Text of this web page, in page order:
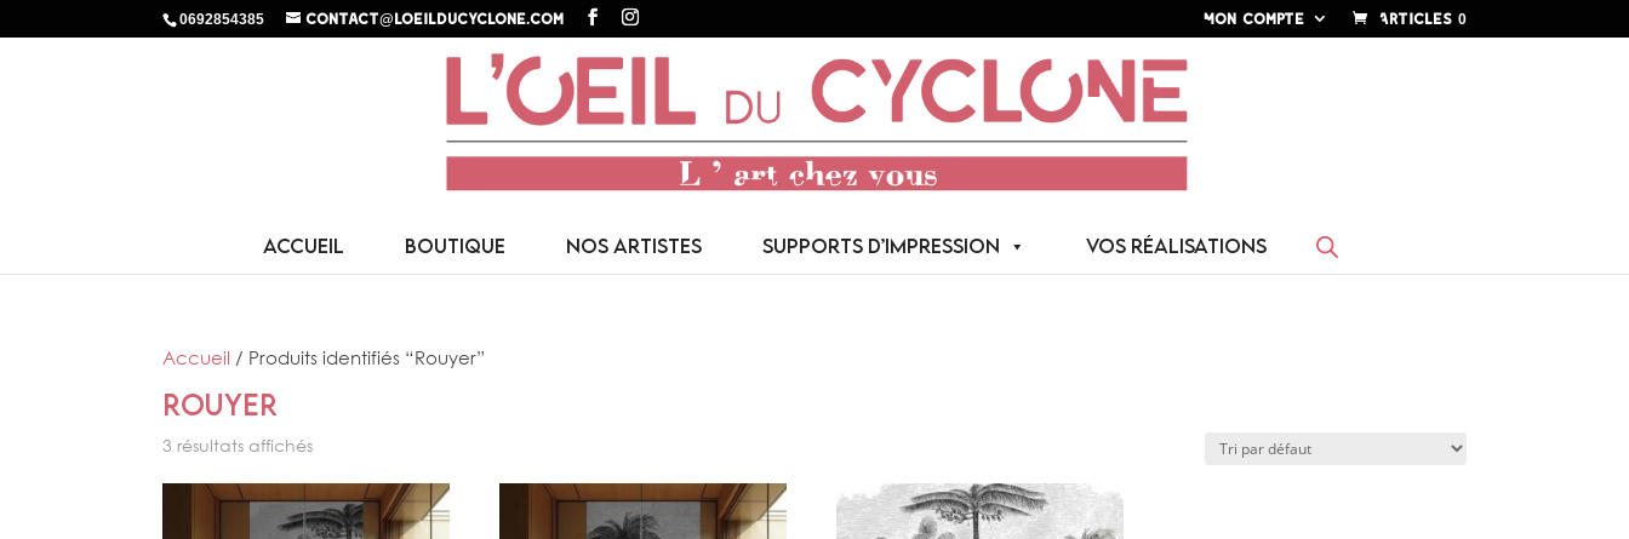
0692854385 contact@loeilducyclone.com Mon compte Articles 0
ACCUEIL BOUTIQUE NOS ARTISTES SUPPORTS D’IMPRESSION VOS RÉALISATIONS
Accueil / Produits identifiés “Rouyer”
Rouyer
3 résultats affichés